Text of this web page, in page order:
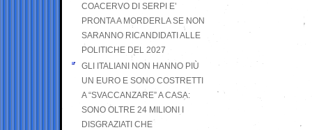
COACERVO DI SERPI E’
PRONTA A MORDERLA SE NON
SARANNO RICANDIDATI ALLE
POLITICHE DEL 2027
GLI ITALIANI NON HANNO PIÙ
UN EURO E SONO COSTRETTI
A “SVACCANZARE” A CASA:
SONO OLTRE 24 MILIONI I
DISGRAZIATI CHE